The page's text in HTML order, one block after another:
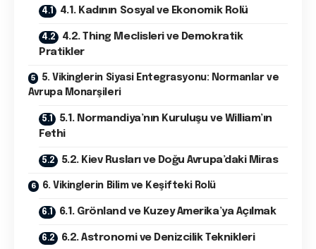
4.1. Kadının Sosyal ve Ekonomik Rolü
4.2. Thing Meclisleri ve Demokratik
Pratikler
5. Vikinglerin Siyasi Entegrasyonu: Normanlar ve
Avrupa Monarşileri
5.1. Normandiya’nın Kuruluşu ve William’ın
Fethi
5.2. Kiev Rusları ve Doğu Avrupa’daki Miras
6. Vikinglerin Bilim ve Keşifteki Rolü
6.1. Grönland ve Kuzey Amerika’ya Açılmak
6.2. Astronomi ve Denizcilik Teknikleri